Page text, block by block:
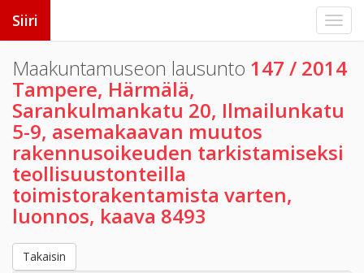
Siiri
Maakuntamuseon lausunto 147 / 2014
Tampere, Härmälä,
Sarankulmankatu 20, Ilmailunkatu
5-9, asemakaavan muutos
rakennusoikeuden tarkistamiseksi
teollisuustonteilla
toimistorakentamista varten,
luonnos, kaava 8493
Takaisin